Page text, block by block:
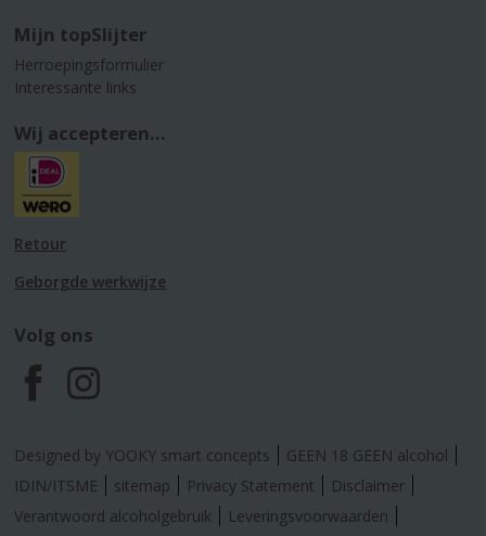
Mijn topSlijter
Herroepingsformulier
Interessante links
Wij accepteren...
Retour
Geborgde werkwijze
Volg ons
F
a
c
I
n
s
Designed by YOOKY smart concepts
GEEN 18 GEEN alcohol
IDIN/ITSME
sitemap Privacy Statement
Disclaimer
Verantwoord alcoholgebruik
Leveringsvoorwaarden